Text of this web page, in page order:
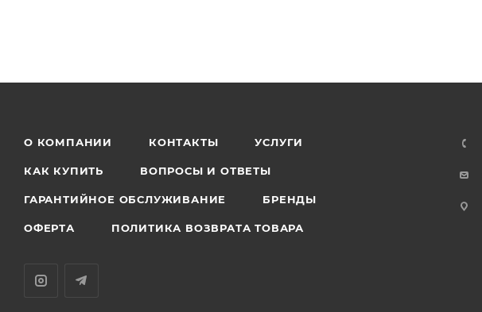
О КОМПАНИИ КОНТАКТЫ УСЛУГИ
КАК КУПИТЬ ВОПРОСЫ И ОТВЕТЫ
ГАРАНТИЙНОЕ ОБСЛУЖИВАНИЕ БРЕНДЫ
ОФЕРТА ПОЛИТИКА ВОЗВРАТА ТОВАРА